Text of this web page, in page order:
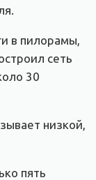
в пилорамы,
сеть
30
низкой,
пять